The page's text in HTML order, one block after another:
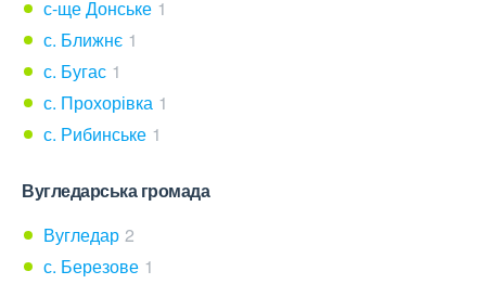
с-ще Донське 1
с. Ближнє 1
с. Бугас 1
с. Прохорівка 1
с. Рибинське 1
Вугледарська громада
Вугледар 2
с. Березове 1